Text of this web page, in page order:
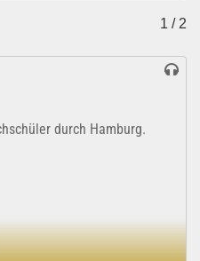
1 / 2
durch Hamburg.